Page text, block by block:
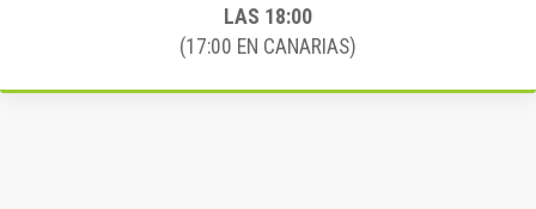
LAS 18:00
(17:00 EN CANARIAS)